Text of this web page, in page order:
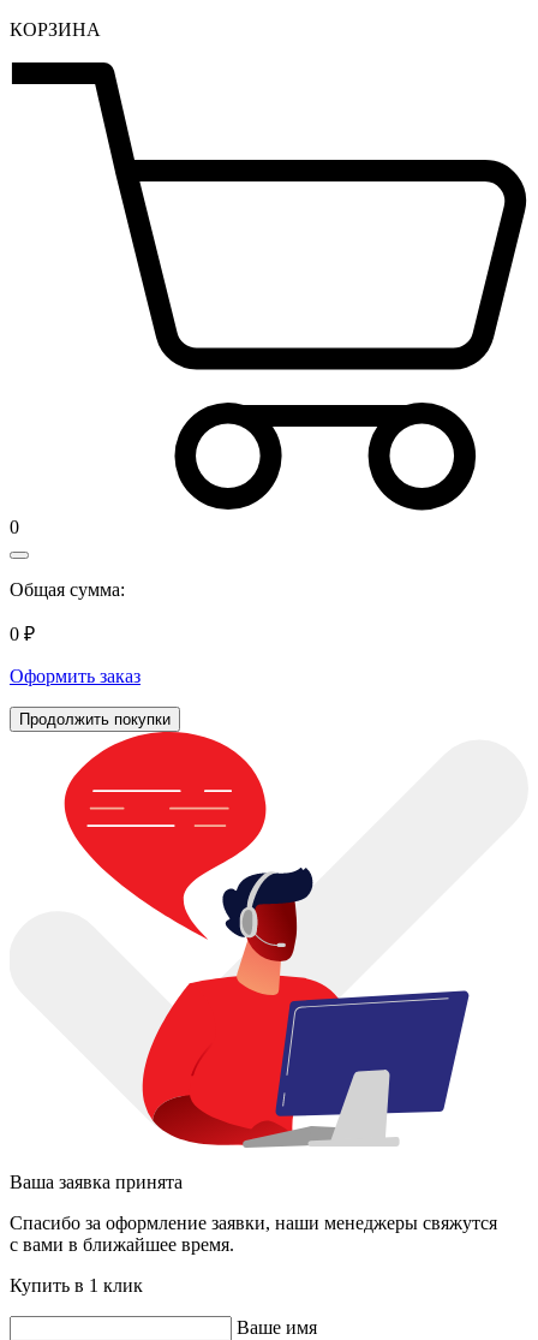
КОРЗИНА
0
Общая сумма:
0 ₽
Оформить заказ
Продолжить покупки
Ваша заявка принята
Спасибо за оформление заявки, наши менеджеры свяжутся
с вами в ближайшее время.
Купить в 1 клик
Ваше имя